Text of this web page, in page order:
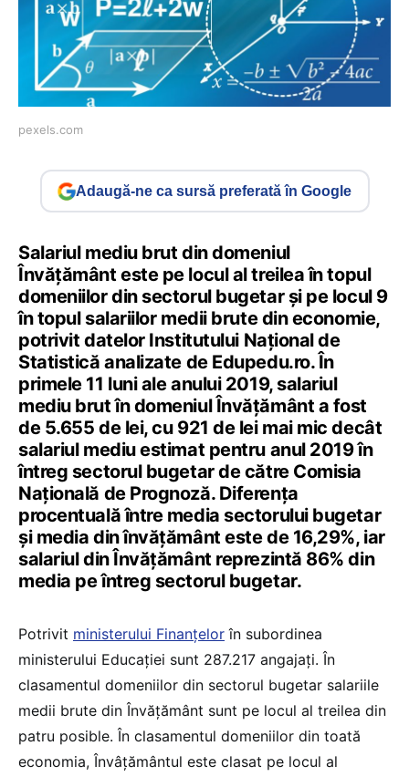
pexels.com
Adaugă-ne ca sursă preferată în Google
Salariul mediu brut din domeniul
Învățământ este pe locul al treilea în topul
domeniilor din sectorul bugetar și pe locul 9
în topul salariilor medii brute din economie,
potrivit datelor Institutului Național de
Statistică analizate de Edupedu.ro. În
primele 11 luni ale anului 2019, salariul
mediu brut în domeniul Învățământ a fost
de 5.655 de lei, cu 921 de lei mai mic decât
salariul mediu estimat pentru anul 2019 în
întreg sectorul bugetar de către Comisia
Națională de Prognoză. Diferența
procentuală între media sectorului bugetar
și media din învățământ este de 16,29%, iar
salariul din Învățământ reprezintă 86% din
media pe întreg sectorul bugetar.
Potrivit ministerului Finanțelor în subordinea
ministerului Educației sunt 287.217 angajați. În
clasamentul domeniilor din sectorul bugetar salariile
medii brute din Învățământ sunt pe locul al treilea din
patru posible. În clasamentul domeniilor din toată
economia, Învâțământul este clasat pe locul al